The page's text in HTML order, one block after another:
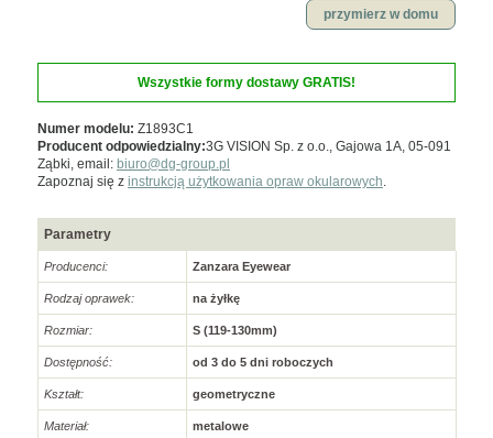
przymierz w domu
Wszystkie formy dostawy GRATIS!
Numer modelu: Z1893C1
Producent odpowiedzialny:3G VISION Sp. z o.o., Gajowa 1A, 05-091
Ząbki, email: biuro@dg-group.pl
Zapoznaj się z instrukcją użytkowania opraw okularowych.
Parametry
Producenci: Zanzara Eyewear
Rodzaj oprawek: na żyłkę
Rozmiar: S (119-130mm)
Dostępność: od 3 do 5 dni roboczych
Kształt: geometryczne
Materiał: metalowe